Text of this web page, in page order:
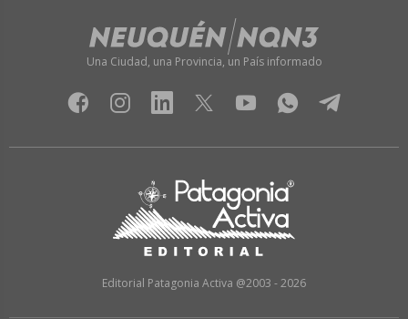
Una Ciudad, una Provincia, un País informado
Editorial Patagonia Activa @2003 - 2026